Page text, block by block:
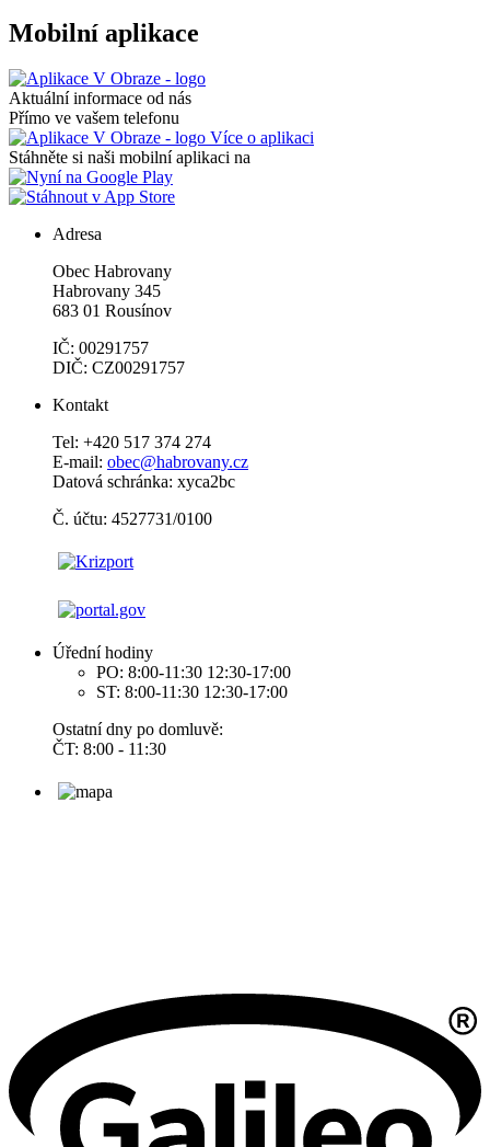
Mobilní aplikace
Aktuální informace od nás
Přímo ve vašem telefonu
Více o aplikaci
Stáhněte si naši mobilní aplikaci na
Adresa
Obec Habrovany
Habrovany 345
683 01 Rousínov
IČ: 00291757
DIČ: CZ00291757
Kontakt
Tel: +420 517 374 274
E-mail: obec@habrovany.cz
Datová schránka: xyca2bc
Č. účtu: 4527731/0100
Úřední hodiny
PO: 8:00-11:30 12:30-17:00
ST: 8:00-11:30 12:30-17:00
Ostatní dny po domluvě:
ČT: 8:00 - 11:30